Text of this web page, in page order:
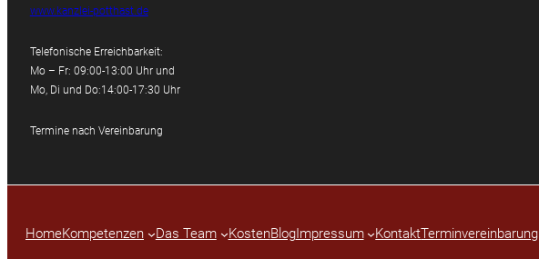
www.kanzlei-potthast.de
Telefonische Erreichbarkeit:
Mo – Fr: 09:00-13:00 Uhr und
Mo, Di und Do:14:00-17:30 Uhr
Termine nach Vereinbarung
HomeKompetenzen Das Team KostenBlogImpressum KontaktTerminvereinbarung